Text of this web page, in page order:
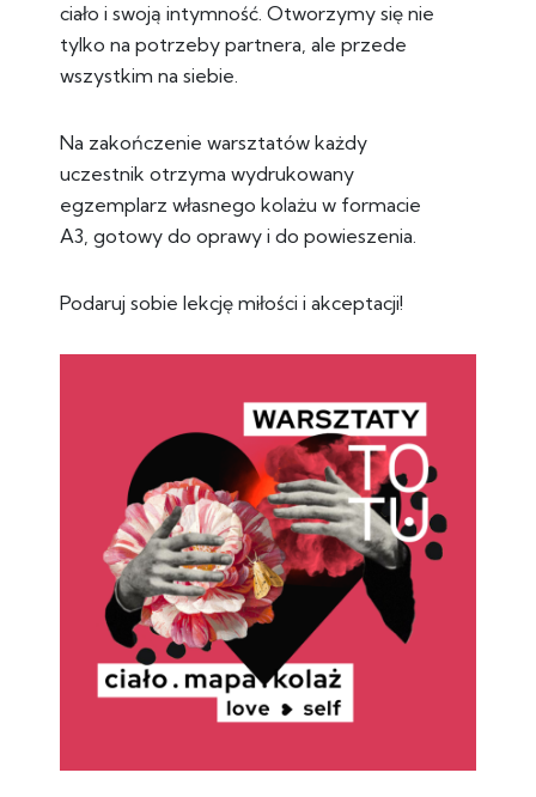
ciało i swoją intymność. Otworzymy się nie
tylko na potrzeby partnera, ale przede
wszystkim na siebie.
Na zakończenie warsztatów każdy
uczestnik otrzyma wydrukowany
egzemplarz własnego kolażu w formacie
A3, gotowy do oprawy i do powieszenia.
Podaruj sobie lekcję miłości i akceptacji!